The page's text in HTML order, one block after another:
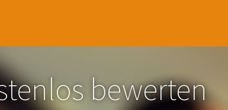
bewerten